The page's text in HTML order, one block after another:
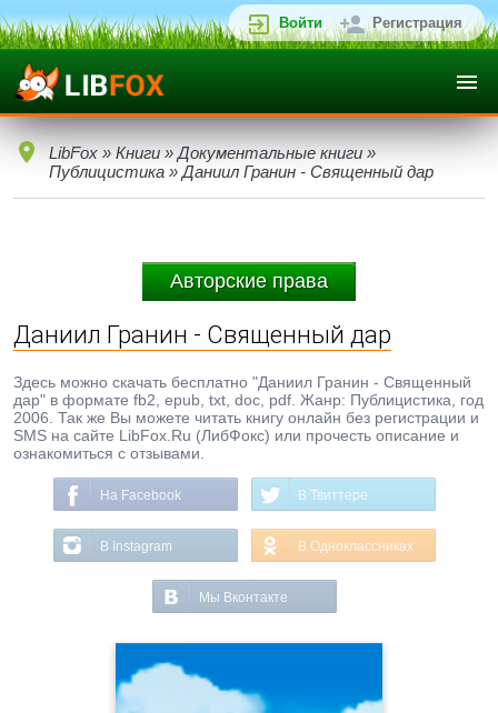
Войти Регистрация
LibFox » Книги » Документальные книги »
Публицистика » Даниил Гранин - Священный дар
Авторские права
Даниил Гранин - Священный дар
Здесь можно скачать бесплатно "Даниил Гранин - Священный
дар" в формате fb2, epub, txt, doc, pdf. Жанр: Публицистика, год
2006. Так же Вы можете читать книгу онлайн без регистрации и
SMS на сайте LibFox.Ru (ЛибФокс) или прочесть описание и
ознакомиться с отзывами.
На Facebook В Твиттере
В Instagram В Одноклассниках
Мы Вконтакте